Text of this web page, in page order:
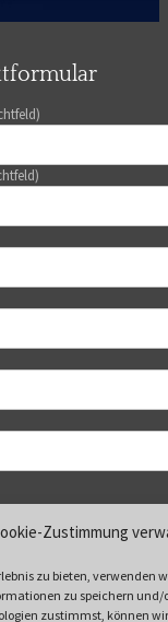
Zustimmung
zu bieten, verwenden
zu speichern
zustimmst, können